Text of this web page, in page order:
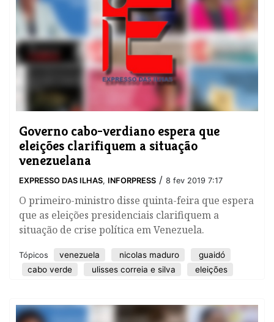
Governo cabo-verdiano espera que
eleições clarifiquem a situação
venezuelana
EXPRESSO DAS ILHAS, INFORPRESS / 8 fev 2019 7:17
​O primeiro-ministro disse quinta-feira que espera
que as eleições presidenciais clarifiquem a
situação de crise política em Venezuela.
Tópicos venezuela nicolas maduro
guaidó
cabo verde
ulisses correia e silva eleições